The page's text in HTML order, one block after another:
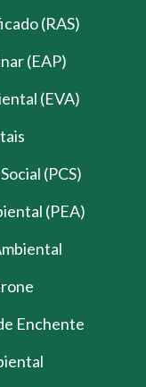
(RAS)
(EAP)
(EVA)
(PCS)
(PEA)
Enchente